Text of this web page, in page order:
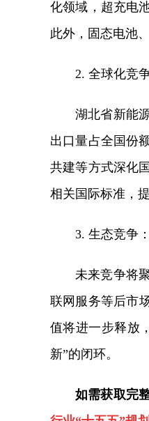
化领域，超充电
此外，固态电池
2. 全球化竞
湖北省新能
出口量占全国份
共建等方式深化
相关国际标准，
3. 生态竞争
未来竞争将
联网服务等后市
值将进一步释放
新”的闭环。
如需获取完